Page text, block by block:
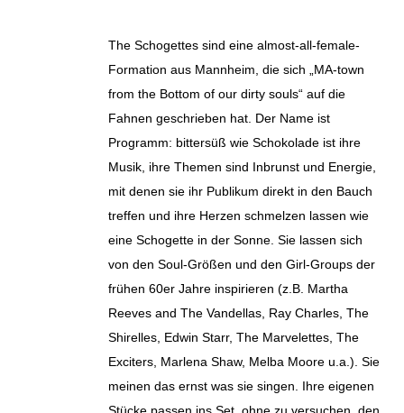
The Schogettes sind eine almost-all-female-
Formation aus Mannheim, die sich „MA-town
from the Bottom of our dirty souls“ auf die
Fahnen geschrieben hat. Der Name ist
Programm: bittersüß wie Schokolade ist ihre
Musik, ihre Themen sind Inbrunst und Energie,
mit denen sie ihr Publikum direkt in den Bauch
treffen und ihre Herzen schmelzen lassen wie
eine Schogette in der Sonne. Sie lassen sich
von den Soul-Größen und den Girl-Groups der
frühen 60er Jahre inspirieren (z.B. Martha
Reeves and The Vandellas, Ray Charles, The
Shirelles, Edwin Starr, The Marvelettes, The
Exciters, Marlena Shaw, Melba Moore u.a.). Sie
meinen das ernst was sie singen. Ihre eigenen